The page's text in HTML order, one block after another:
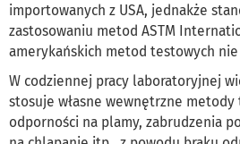
importowanych z USA, jednakże
zastosowaniu metod ASTM
amerykańskich metod testowych
W codziennej pracy laboratoryjnej
stosuje własne wewnętrzne
odporności na plamy, zabrudzenia